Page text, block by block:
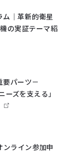
ム｜革新的衛星
の実証テーマ紹
要パーツ－
ーズを支える」
ンライン参加申